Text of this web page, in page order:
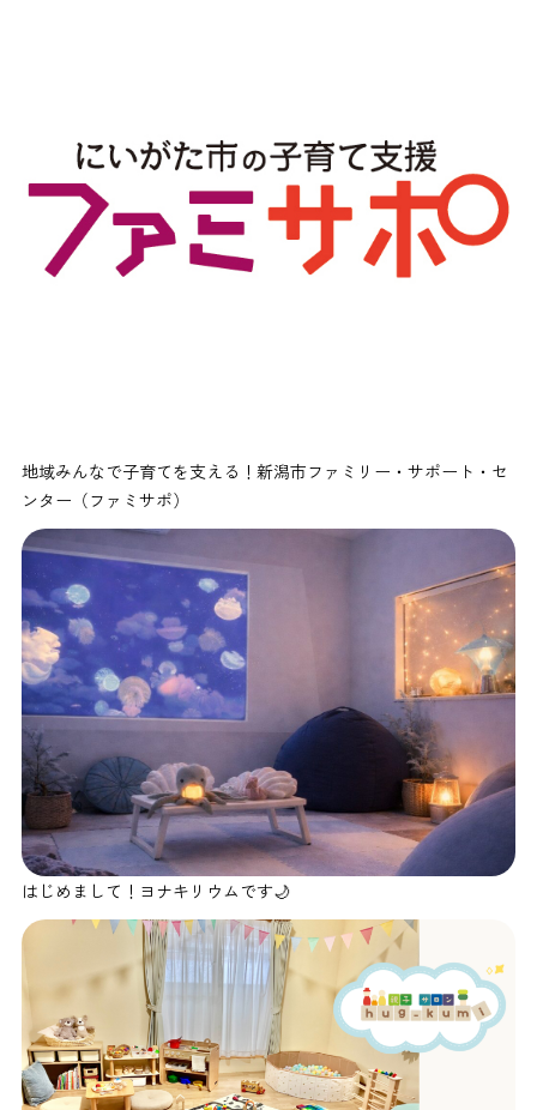
地域みんなで子育てを支える！新潟市ファミリー・サポート・セ
ンター（ファミサポ）
はじめまして！ヨナキリウムです🌙